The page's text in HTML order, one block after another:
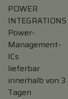
POWER
INTEGRATIONS
Power-
Management-
ICs
lieferbar
innerhalb von 3
Tagen